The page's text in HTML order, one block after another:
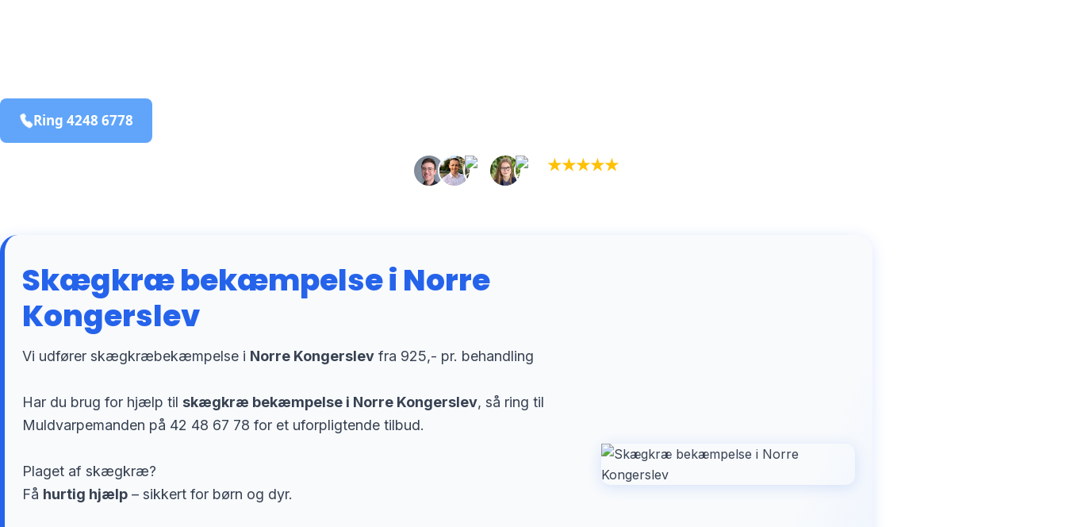
Ring 4248 6778
★★★★★
Skægkræ bekæmpelse i Norre
Kongerslev
Vi udfører skægkræbekæmpelse i Norre Kongerslev fra 925,- pr. behandling
Har du brug for hjælp til skægkræ bekæmpelse i Norre Kongerslev, så ring til
Muldvarpemanden på 42 48 67 78 for et uforpligtende tilbud.
Plaget af skægkræ?
Få hurtig hjælp – sikkert for børn og dyr.